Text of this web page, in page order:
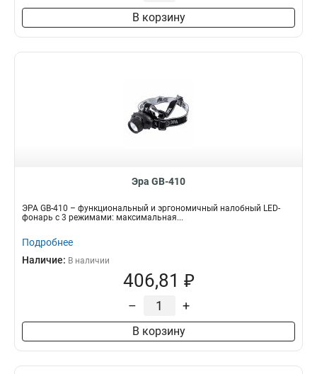
В корзину
Эра GB-410
ЭРА GB-410 – функциональный и эргономичный налобный LED-
фонарь с 3 режимами: максимальная...
Подробнее
Наличие: В наличии
406,81 ₽
– +
В корзину